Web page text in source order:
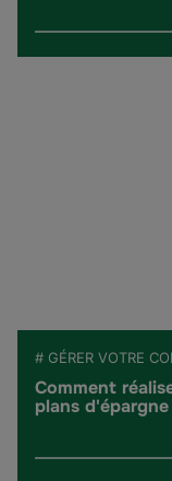
# GÉRER VOTRE
Comment
plans